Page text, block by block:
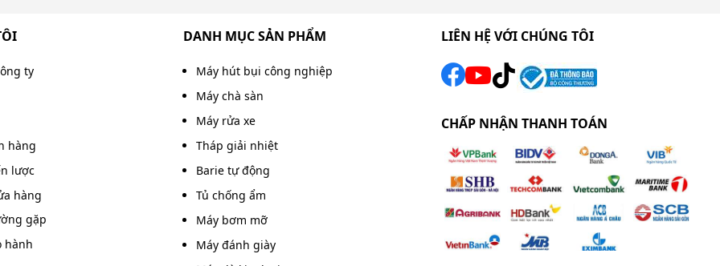
nhanh chóng
KMS 300RT có thiết kế khá lớn. Kích thước của thiết
tháp. Thiết bị này được thiết kế từng bộ phận
có thể dễ dàng di chuyển từng bộ phận sau đó mới
ty
hàng
lược
hàng
gặp
hành
DANH MỤC SẢN PHẨM
Máy hút bụi công nghiệp
Máy chà sàn
Máy rửa xe
Tháp giải nhiệt
Barie tự động
Tủ chống ẩm
Máy bơm mỡ
Máy đánh giày
LIÊN HỆ VỚI CHÚNG TÔI
CHẤP NHẬN THANH TOÁN